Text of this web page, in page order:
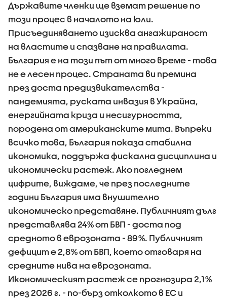
Държавите членки ще вземат решение по
този процес в началото на юли.
Присъединяването изисква ангажираност
на властите и спазване на правилата.
България е на този път от много време - това
не е лесен процес. Страната ви премина
през доста предизвикателства -
пандемията, руската инвазия в Украйна,
енергийната криза и несигурността,
породена от американските мита. Въпреки
всичко това, България показа стабилна
икономика, поддържа фискална дисциплина и
икономически растеж. Ако погледнем
цифрите, виждаме, че през последните
години България има внушително
икономическо представяне. Публичният дълг
представлява 24% от БВП - доста под
средното в еврозоната - 89%. Публичният
дефицит е 2,8% от БВП, което отговаря на
средните нива на еврозоната.
Икономическият растеж се прогнозира 2,1%
през 2026 г. - по-бърз отколкото в ЕС и